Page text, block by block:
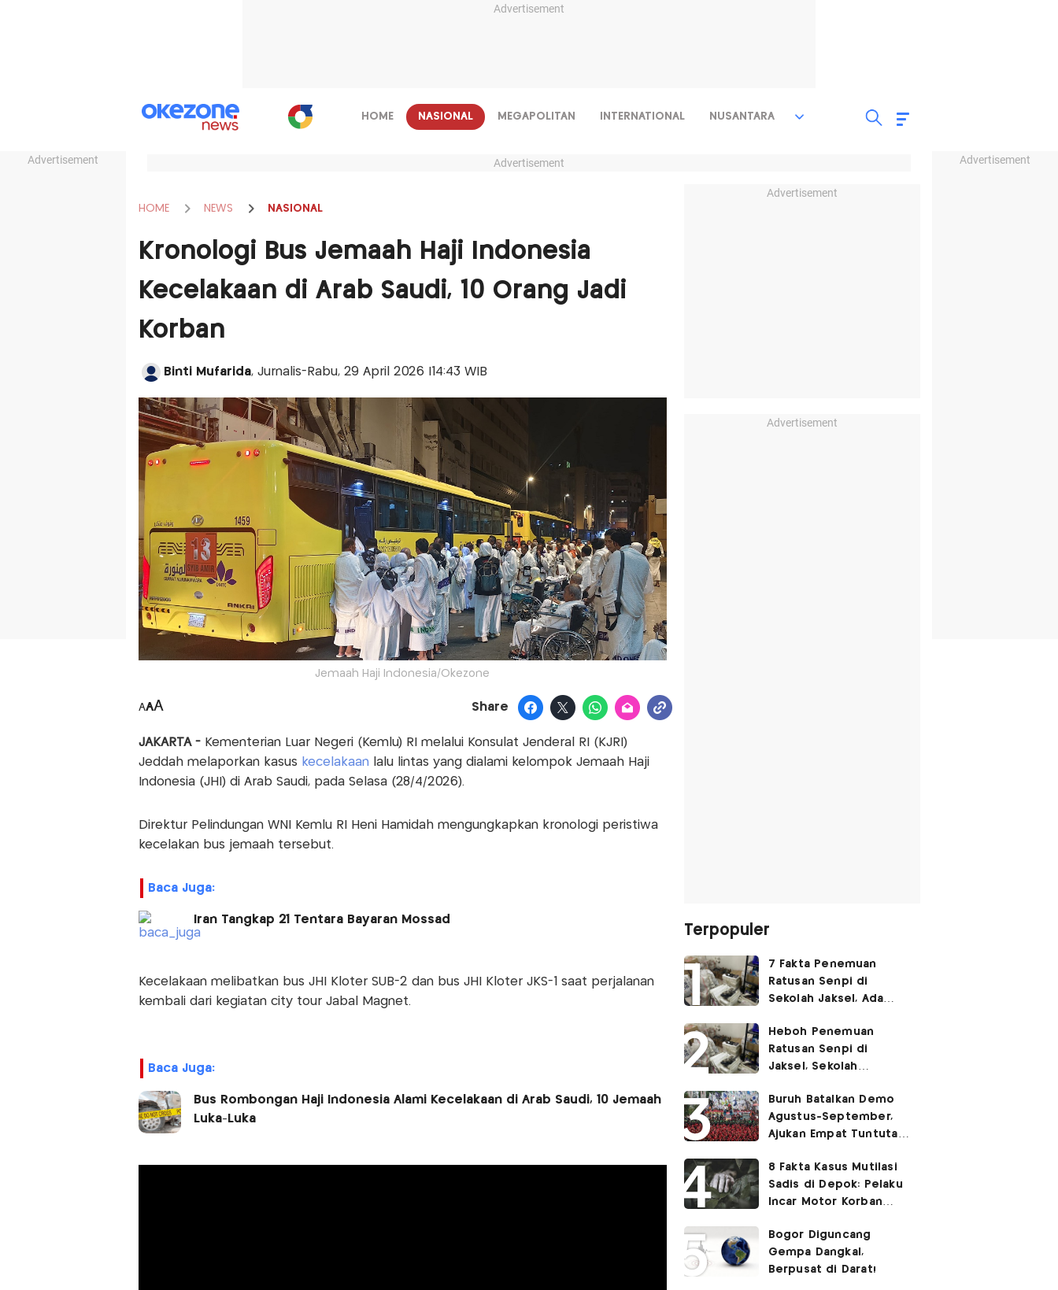
Advertisement
Advertisement Advertisement
HOME NASIONAL MEGAPOLITAN INTERNATIONAL NUSANTARA
Advertisement
HOME NEWS NASIONAL
Kronologi Bus Jemaah Haji Indonesia
Kecelakaan di Arab Saudi, 10 Orang Jadi
Korban
Binti Mufarida, Jurnalis-Rabu, 29 April 2026 |14:43 WIB
Jemaah Haji Indonesia/Okezone
AAA Share
JAKARTA -Kementerian Luar Negeri (Kemlu) RI melalui Konsulat Jenderal RI (KJRI)
Jeddah melaporkan kasus kecelakaan lalu lintas yang dialami kelompok Jemaah Haji
Indonesia (JHI) di Arab Saudi, pada Selasa (28/4/2026).
Direktur Pelindungan WNI Kemlu RI Heni Hamidah mengungkapkan kronologi peristiwa
kecelakan bus jemaah tersebut.
Baca Juga:
Iran Tangkap 21 Tentara Bayaran Mossad
Kecelakaan melibatkan bus JHI Kloter SUB-2 dan bus JHI Kloter JKS-1 saat perjalanan
kembali dari kegiatan city tour Jabal Magnet.
Baca Juga:
Bus Rombongan Haji Indonesia Alami Kecelakaan di Arab Saudi, 10 Jemaah
Luka-Luka
Advertisement
Advertisement
Terpopuler
7 Fakta Penemuan
Ratusan Senpi di
Sekolah Jaksel, Ada
Ruang Bunker
Heboh Penemuan
Ratusan Senpi di
Jaksel, Sekolah
Kegiatan Eskul
Menembak
Buruh Batalkan Demo
Agustus-September,
Ajukan Empat Tuntutan
8 Fakta Kasus Mutilasi
Sadis di Depok: Pelaku
Incar Motor Korban
Bogor Diguncang
Gempa Dangkal,
Berpusat di Darat!